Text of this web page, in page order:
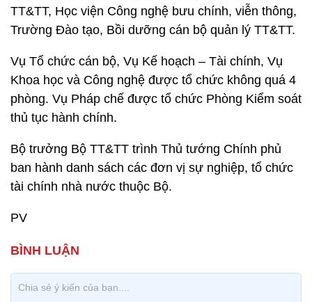
TT&TT, Học viện Công nghệ bưu chính, viễn thông,
Trường Đào tạo, Bồi dưỡng cán bộ quản lý TT&TT.
Vụ Tổ chức cán bộ, Vụ Kế hoạch – Tài chính, Vụ
Khoa học và Công nghệ được tổ chức không quá 4
phòng. Vụ Pháp chế được tổ chức Phòng Kiểm soát
thủ tục hành chính.
Bộ trưởng Bộ TT&TT trình Thủ tướng Chính phủ
ban hành danh sách các đơn vị sự nghiệp, tổ chức
tài chính nhà nước thuộc Bộ.
PV